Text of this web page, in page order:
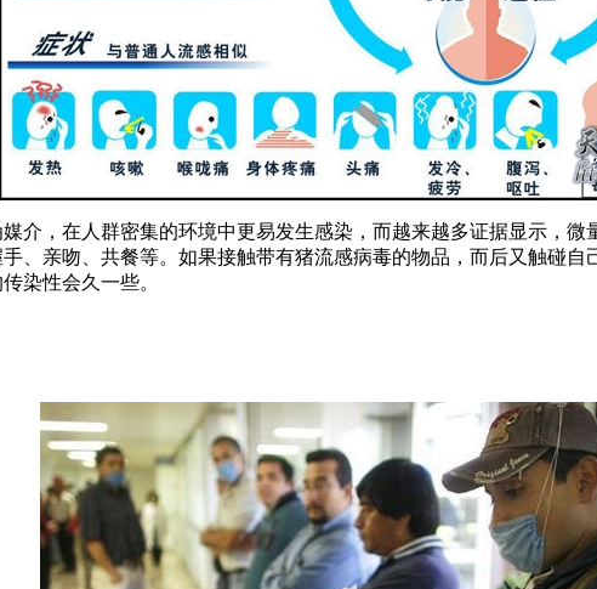
介，在人群密集的环境中更易发生感染，而越来越多证据显示，微
、亲吻、共餐等。如果接触带有猪流感病毒的物品，而后又触碰
染性会久一些。